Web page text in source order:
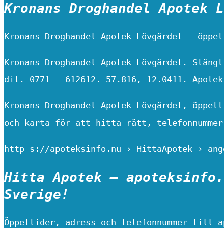
Kronans Droghandel Apotek
Kronans Droghandel Apotek Lövgärdet –
Kronans Droghandel Apotek Lövgärdet.
dit. 0771 – 612612. 57.816, 12.0411.
Kronans Droghandel Apotek Lövgärdet,
och karta för att hitta rätt, telefonnummer
http s://apoteksinfo.nu › HittaApotek ›
Hitta Apotek –
Sverige!
Öppettider, adress och telefonnummer till